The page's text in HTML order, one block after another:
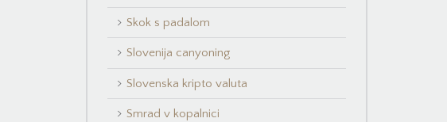
Skok s padalom
Slovenija canyoning
Slovenska kripto valuta
Smrad v kopalnici